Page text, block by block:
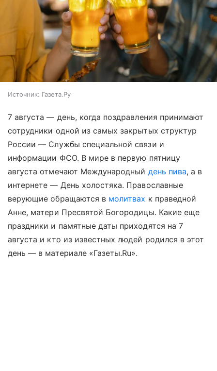
Источник: Газета.Ру
7 августа — день, когда поздравления принимают
сотрудники одной из самых закрытых структур
России — Службы специальной связи и
информации ФСО. В мире в первую пятницу
августа отмечают Международный день пива, а в
интернете — День холостяка. Православные
верующие обращаются в молитвах к праведной
Анне, матери Пресвятой Богородицы. Какие еще
праздники и памятные даты приходятся на 7
августа и кто из известных людей родился в этот
день — в материале «Газеты.Ru».